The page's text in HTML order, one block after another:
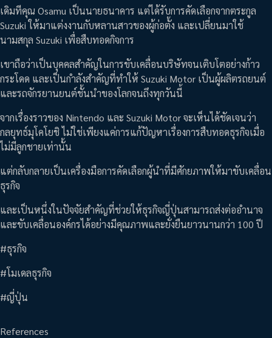
เดิมทีคุณ Osamu เป็นนายธนาคาร แต่ได้รับการคัดเลือกจากตระกูล
Suzuki ให้มาแต่งงานกับหลานสาวของผู้ก่อตั้ง และเปลี่ยนมาใช้
นามสกุล Suzuki เพื่อสืบทอดกิจการ
เขาถือว่าเป็นบุคคลสำคัญในการขับเคลื่อนบริษัทจนเติบโตอย่างก้าว
กระโดด และเป็นกำลังสำคัญที่ทำให้ Suzuki Motor เป็นผู้ผลิตรถยนต์
และรถจักรยานยนต์ชั้นนำของโลกจนถึงทุกวันนี้
จากเรื่องราวของ Nintendo และ Suzuki Motor จะเห็นได้ชัดเจนว่า
กลยุทธ์มุโคโยชิ ไม่ใช่เพียงแค่การแก้ปัญหาเรื่องการสืบทอดธุรกิจเมื่อ
ไม่มีลูกชายเท่านั้น
แต่กลับกลายเป็นเครื่องมือการคัดเลือกผู้นำที่มีศักยภาพให้มาขับเคลื่อน
ธุรกิจ
และเป็นหนึ่งในปัจจัยสำคัญที่ช่วยให้ธุรกิจญี่ปุ่นสามารถส่งต่ออำนาจ
และขับเคลื่อนองค์กรได้อย่างมีคุณภาพและยั่งยืนยาวนานกว่า 100 ปี
#ธุรกิจ
#โมเดลธุรกิจ
#ญี่ปุ่น
References